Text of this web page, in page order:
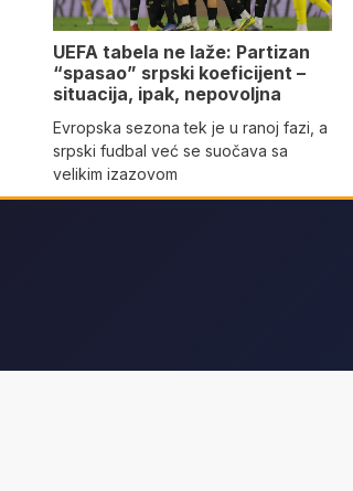
UEFA tabela ne laže: Partizan
“spasao” srpski koeficijent –
situacija, ipak, nepovoljna
Evropska sezona tek je u ranoj fazi, a
srpski fudbal već se suočava sa
velikim izazovom